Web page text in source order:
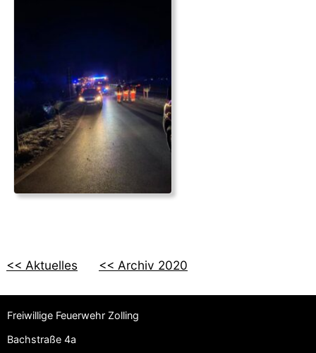
<< Aktuelles << Archiv 2020
Freiwillige Feuerwehr Zolling
Bachstraße 4a